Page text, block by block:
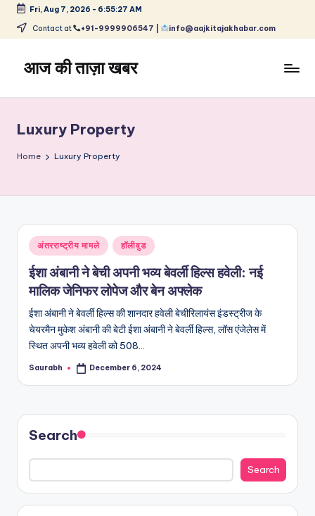
Skip
content
Fri, Aug 7, 2026 - 6:55:28 AM
Contact at +91-9999906547 | info@aajkitajakhabar.com
आज की ताज़ा खबर
समाचार
–
और
विश्व
Luxury Property
Home Luxury Property
Posted
in
अंतरराष्ट्रीय मामले हॉलीवुड
ईशा अंबानी ने बेची अपनी भव्य बेवर्ली हिल्स हवेली: नई
मालिक जेनिफर लोपेज और बेन अफ्लेक
ईशा अंबानी ने बेवर्ली हिल्स की शानदार हवेली बेचीरिलायंस इंडस्ट्रीज के
चेयरमैन मुकेश अंबानी की बेटी ईशा अंबानी ने बेवर्ली हिल्स, लॉस एंजेलेस में
स्थित अपनी भव्य हवेली को 508…
Posted
Saurabh December 6, 2024
Search
Search